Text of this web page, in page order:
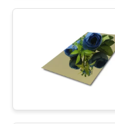
POLICY